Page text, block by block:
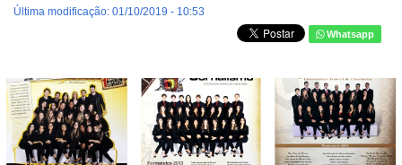
Última modificação: 01/10/2019 - 10:53
Whatsapp